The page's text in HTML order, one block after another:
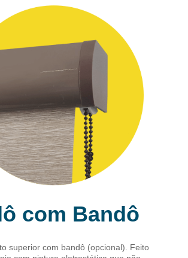
com Bandô
superior com bandô (opcional). Feito